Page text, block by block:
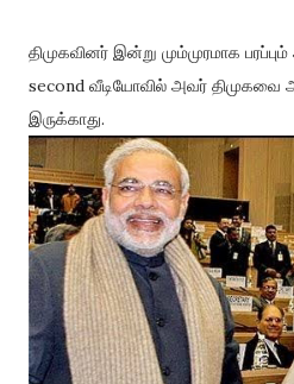
திமுகவினர் இன்று மும்முரமாக
second வீடியோவில் அவர் திமுகவை
இருக்காது.